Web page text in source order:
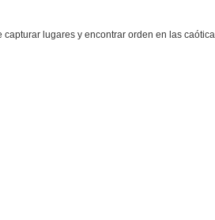
capturar lugares y encontrar orden en las